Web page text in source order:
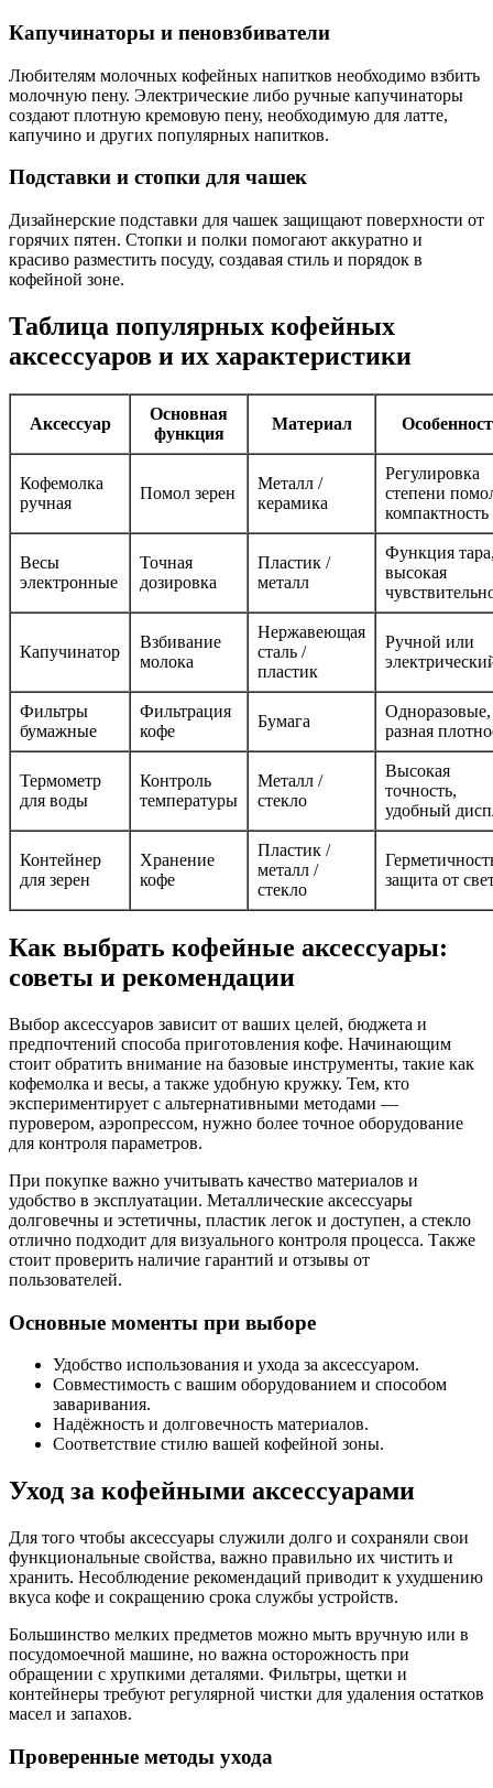
Капучинаторы и пеновзбиватели
Любителям молочных кофейных напитков необходимо взбить
молочную пену. Электрические либо ручные капучинаторы
создают плотную кремовую пену, необходимую для латте,
капучино и других популярных напитков.
Подставки и стопки для чашек
Дизайнерские подставки для чашек защищают поверхности от
горячих пятен. Стопки и полки помогают аккуратно и
красиво разместить посуду, создавая стиль и порядок в
кофейной зоне.
Таблица популярных кофейных
аксессуаров и их характеристики
Аксессуар
Основная
функция
Материал
Кофемолка
ручная
Помол зерен
Металл /
керамика
Регулировка
степени
компактность
Весы
электронные
Точная
дозировка
Пластик /
металл
Функция
высокая
Капучинатор
Взбивание
молока
Нержавеющая
сталь /
пластик
Ручной или
Фильтры
бумажные
Фильтрация
кофе
Бумага
Одноразовые,
разная
Термометр
для воды
Контроль
температуры
Металл /
стекло
Высокая
точность,
удобный
Контейнер
для зерен
Хранение
кофе
Пластик /
металл /
стекло
защита от
Как выбрать кофейные аксессуары:
советы и рекомендации
Выбор аксессуаров зависит от ваших целей, бюджета и
предпочтений способа приготовления кофе. Начинающим
стоит обратить внимание на базовые инструменты, такие как
кофемолка и весы, а также удобную кружку. Тем, кто
экспериментирует с альтернативными методами —
пуровером, аэропрессом, нужно более точное оборудование
для контроля параметров.
При покупке важно учитывать качество материалов и
удобство в эксплуатации. Металлические аксессуары
долговечны и эстетичны, пластик легок и доступен, а стекло
отлично подходит для визуального контроля процесса. Также
стоит проверить наличие гарантий и отзывы от
пользователей.
Основные моменты при выборе
Удобство использования и ухода за аксессуаром.
Совместимость с вашим оборудованием и способом
заваривания.
Надёжность и долговечность материалов.
Соответствие стилю вашей кофейной зоны.
Уход за кофейными аксессуарами
Для того чтобы аксессуары служили долго и сохраняли свои
функциональные свойства, важно правильно их чистить и
хранить. Несоблюдение рекомендаций приводит к ухудшению
вкуса кофе и сокращению срока службы устройств.
Большинство мелких предметов можно мыть вручную или в
посудомоечной машине, но важна осторожность при
обращении с хрупкими деталями. Фильтры, щетки и
контейнеры требуют регулярной чистки для удаления остатков
масел и запахов.
Проверенные методы ухода